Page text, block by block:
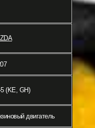
(KE, GH)
двигатель